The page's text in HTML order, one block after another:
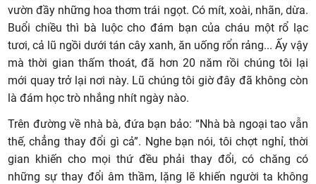
vườn đầy những hoa thơm trái ngọt. Có mít, xoài, nhãn, dừa.
Buổi chiều thì bà luộc cho đám bạn của cháu một rổ lạc
tươi, cả lũ ngồi dưới tán cây xanh, ăn uống rổn rảng... Ấy vậy
mà thời gian thấm thoát, đã hơn 20 năm rồi chúng tôi lại
mới quay trở lại nơi này. Lũ chúng tôi giờ đây đã không còn
là đám học trò nhắng nhít ngày nào.
Trên đường về nhà bà, đứa bạn bảo: “Nhà bà ngoại tao vẫn
thế, chẳng thay đổi gì cả”. Nghe bạn nói, tôi chợt nghỉ, thời
gian khiến cho mọi thứ đều phải thay đổi, có chăng có
những sự thay đổi âm thầm, lặng lẽ khiến người ta không